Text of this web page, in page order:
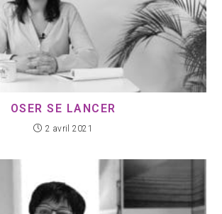
OSER SE LANCER
2 avril 2021